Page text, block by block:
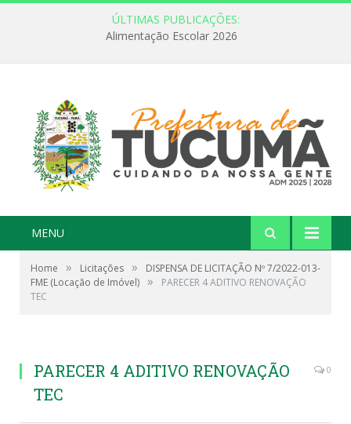
ÚLTIMAS PUBLICAÇÕES:
Alimentação Escolar 2026
MENU
Home » Licitações »
DISPENSA DE LICITAÇÃO Nº 7/2022-013-
FME (Locação de Imóvel) »
PARECER 4 ADITIVO RENOVAÇÃO
TEC
PARECER 4 ADITIVO RENOVAÇÃO
TEC
0